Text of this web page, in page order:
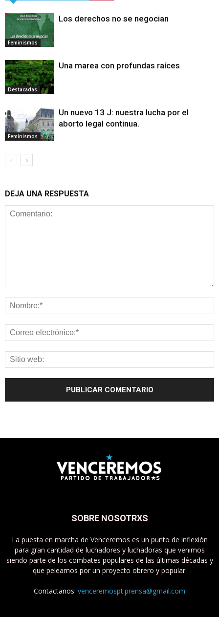
Feminismos
Los derechos no se negocian
Destacadas
Una marea con profundas raíces
Feminismos
Un nuevo 13 J: nuestra lucha por el
aborto legal continua.
DEJA UNA RESPUESTA
SOBRE NOSOTRXS
La puesta en marcha de Venceremos es un punto de inflexión
para gran cantidad de luchadores y luchadoras que venimos
siendo parte de los combates populares de las últimas décadas y
que peleamos por un proyecto obrero y popular.
Contactanos: venceremospt.prensa@gmail.com